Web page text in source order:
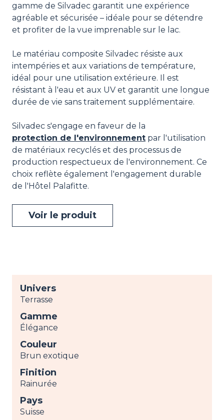
gamme de Silvadec garantit une expérience
agréable et sécurisée – idéale pour se détendre
et profiter de la vue imprenable sur le lac.
Le matériau composite Silvadec résiste aux
intempéries et aux variations de température,
idéal pour une utilisation extérieure. Il est
résistant à l'eau et aux UV et garantit une longue
durée de vie sans traitement supplémentaire.
Silvadec s'engage en faveur de la
protection de l'environnement par l'utilisation
de matériaux recyclés et des processus de
production respectueux de l'environnement. Ce
choix reflète également l'engagement durable
de l'Hôtel Palafitte.
Voir le produit
Univers
Terrasse
Gamme
Élégance
Couleur
Brun exotique
Finition
Rainurée
Pays
Suisse